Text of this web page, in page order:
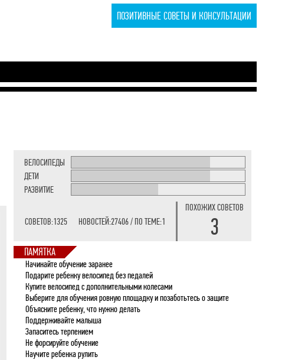
ПОЗИТИВНЫЕ СОВЕТЫ И КОНСУЛЬТАЦИИ
ВЕЛОСИПЕДЫ
ДЕТИ
РАЗВИТИЕ
СОВЕТОВ:1325 НОВОСТЕЙ:27406/ ПО ТЕМЕ:1
ПОХОЖИХ СОВЕТОВ
3
ПАМЯТКА
Начинайте обучение заранее
Подарите ребенку велосипед без педалей
Купите велосипед с дополнительными колесами
Выберите для обучения ровную площадку и позаботьтесь о защите
Объясните ребенку, что нужно делать
Поддерживайте малыша
Запаситесь терпением
Не форсируйте обучение
Научите ребенка рулить